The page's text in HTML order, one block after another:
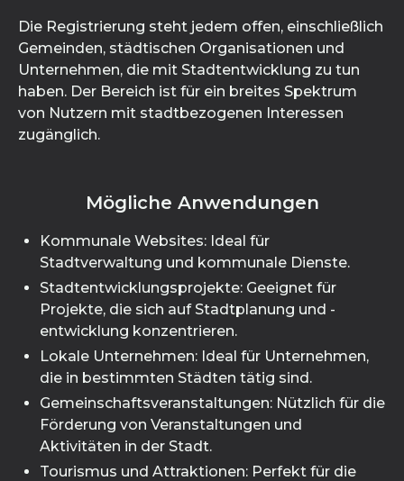
Die Registrierung steht jedem offen, einschließlich
Gemeinden, städtischen Organisationen und
Unternehmen, die mit Stadtentwicklung zu tun
haben. Der Bereich ist für ein breites Spektrum
von Nutzern mit stadtbezogenen Interessen
zugänglich.
Mögliche Anwendungen
Kommunale Websites: Ideal für
Stadtverwaltung und kommunale Dienste.
Stadtentwicklungsprojekte: Geeignet für
Projekte, die sich auf Stadtplanung und -
entwicklung konzentrieren.
Lokale Unternehmen: Ideal für Unternehmen,
die in bestimmten Städten tätig sind.
Gemeinschaftsveranstaltungen: Nützlich für die
Förderung von Veranstaltungen und
Aktivitäten in der Stadt.
Tourismus und Attraktionen: Perfekt für die